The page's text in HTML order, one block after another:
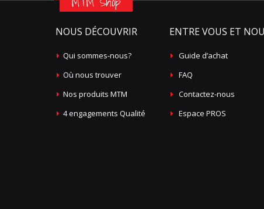
NOUS DÉCOUVRIR
Qui sommes-nous?
Où nous trouver
Nos produits MTM
4 engagements Qualité
ENTRE VOUS ET
Guide d’achat
FAQ
Contactez-nous
Espace PROS